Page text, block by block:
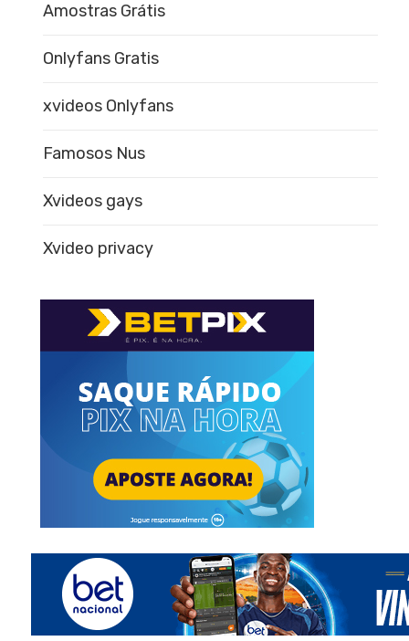
Amostras Grátis
Onlyfans Gratis
xvideos Onlyfans
Famosos Nus
Xvideos gays
Xvideo privacy